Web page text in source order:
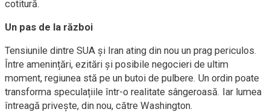
cotitură.
Un pas de la război
Tensiunile dintre SUA și Iran ating din nou un prag periculos.
Între amenințări, ezitări și posibile negocieri de ultim
moment, regiunea stă pe un butoi de pulbere. Un ordin poate
transforma speculațiile într-o realitate sângeroasă. Iar lumea
întreagă privește, din nou, către Washington.